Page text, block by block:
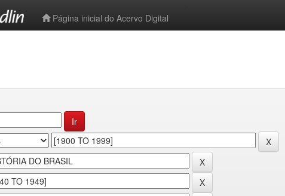
Página inicial do Acervo Digital